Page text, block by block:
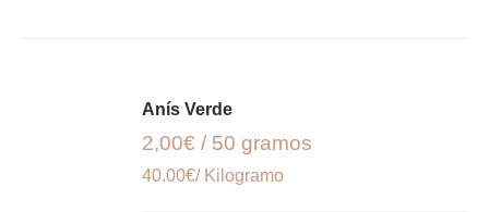
Anís Verde
2,00€ / 50 gramos
40.00€/ Kilogramo